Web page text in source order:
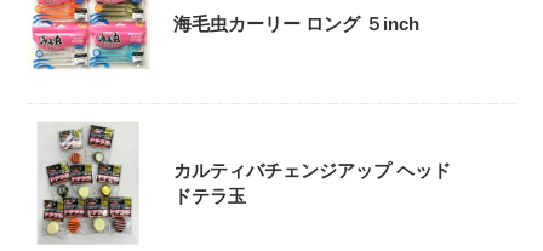
海毛虫カーリー ロング ５inch
カルティバチェンジアップ ヘッド
ドテラ玉